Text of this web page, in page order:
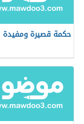
حكمة قصيرة ومفيدة